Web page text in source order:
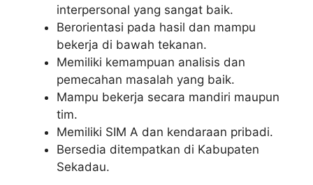
interpersonal yang sangat baik.
Berorientasi pada hasil dan mampu
bekerja di bawah tekanan.
Memiliki kemampuan analisis dan
pemecahan masalah yang baik.
Mampu bekerja secara mandiri maupun
tim.
Memiliki SIM A dan kendaraan pribadi.
Bersedia ditempatkan di Kabupaten
Sekadau.